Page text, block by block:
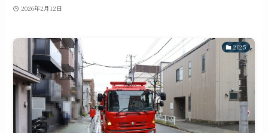
2026年2月12日
2025